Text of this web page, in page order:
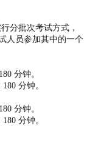
分批次考试方式，
人员参加其中的一个
分钟。
分钟。
分钟。
分钟。